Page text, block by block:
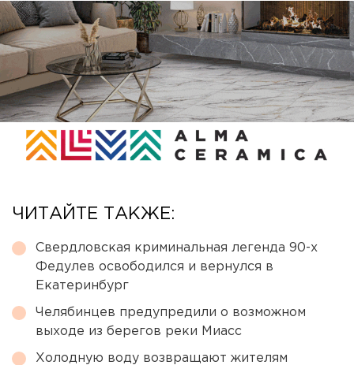
ЧИТАЙТЕ ТАКЖЕ:
Свердловская криминальная легенда 90-х
Федулев освободился и вернулся в
Екатеринбург
Челябинцев предупредили о возможном
выходе из берегов реки Миасс
Холодную воду возвращают жителям